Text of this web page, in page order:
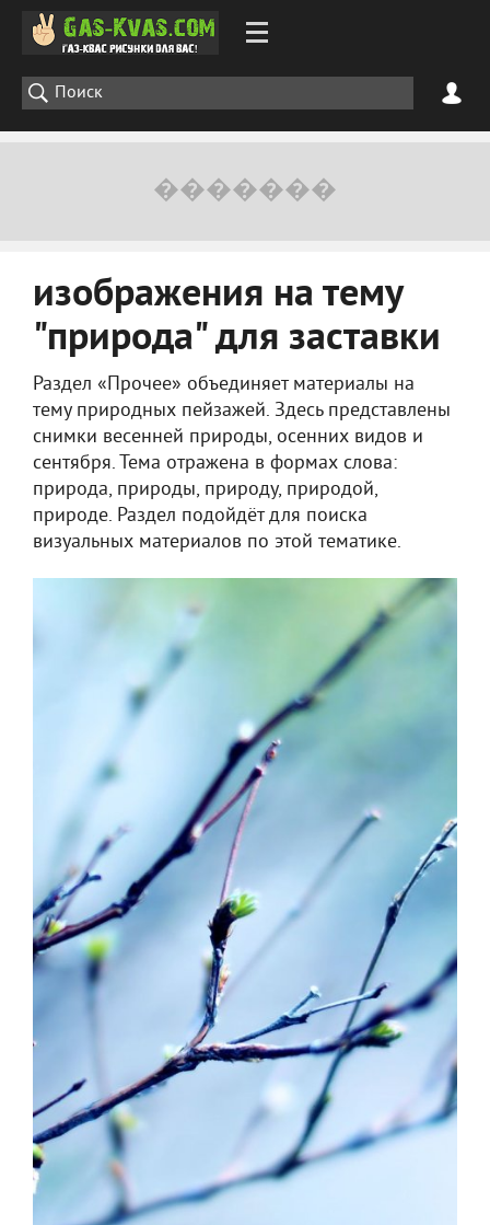
изображения на тему
"природа" для заставки
Раздел «Прочее» объединяет материалы на
тему природных пейзажей. Здесь представлены
снимки весенней природы, осенних видов и
сентября. Тема отражена в формах слова:
природа, природы, природу, природой,
природе. Раздел подойдёт для поиска
визуальных материалов по этой тематике.